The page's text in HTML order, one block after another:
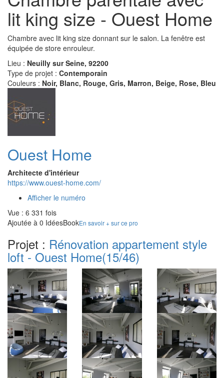
lit king size - Ouest Home
Chambre avec lit king size donnant sur le salon. La fenêtre est
équipée de store enrouleur.
Lieu : Neuilly sur Seine, 92200
Type de projet : Contemporain
Couleurs : Noir, Blanc, Rouge, Gris, Marron, Beige, Rose, Bleu
Ouest Home
Architecte d'intérieur
https://www.ouest-home.com/
Afficher le numéro
Vue : 6 331 fois
Ajoutée à 0 IdéesBookEn savoir + sur ce pro
Projet : Rénovation appartement style
loft - Ouest Home(15/46)